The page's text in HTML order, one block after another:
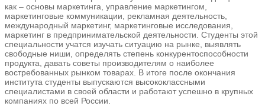
как – основы маркетинга, управление маркетингом,
маркетинговые коммуникации, рекламная деятельность,
международный маркетинг, маркетинговые исследования,
маркетинг в предпринимательской деятельности. Студенты этой
специальности учатся изучать ситуацию на рынке, выявлять
свободные ниши, определять степень конкурентоспособности
продукта, давать советы производителям о наиболее
востребованных рынком товарах. В итоге после окончания
института студенты выпускаются высококлассными
специалистами в своей области и работают успешно в крупных
компаниях по всей России.